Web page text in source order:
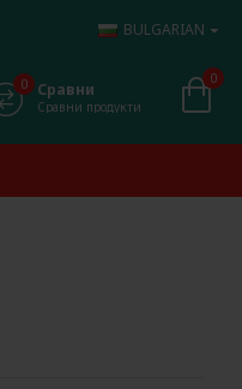
BULGARIAN
Сравни
Сравни продукти
0 0